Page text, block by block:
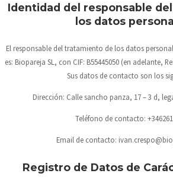
Identidad del responsable
los datos
El responsable del tratamiento de los datos
es: Biopareja SL, con CIF: B55445050 (en adelante,
Sus datos de contacto son los
Dirección: Calle sancho panza, 17 – 3 d,
Teléfono de contacto:
Email de contacto:
Registro de Datos de